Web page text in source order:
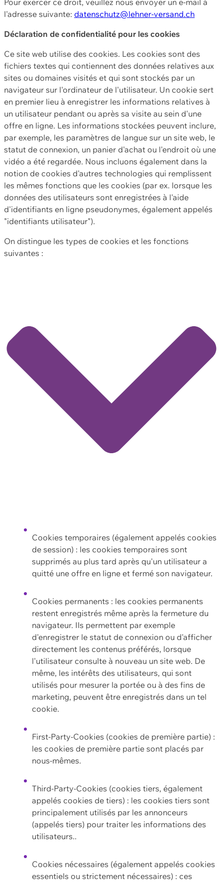
l'adresse suivante: datenschutz@lehner-versand.ch
Déclaration de confidentialité pour les cookies
Ce site web utilise des cookies. Les cookies sont des
fichiers textes qui contiennent des données relatives aux
sites ou domaines visités et qui sont stockés par un
navigateur sur l'ordinateur de l'utilisateur. Un cookie sert
en premier lieu à enregistrer les informations relatives à
un utilisateur pendant ou après sa visite au sein d'une
offre en ligne. Les informations stockées peuvent inclure,
par exemple, les paramètres de langue sur un site web, le
statut de connexion, un panier d'achat ou l'endroit où une
vidéo a été regardée. Nous incluons également dans la
notion de cookies d'autres technologies qui remplissent
les mêmes fonctions que les cookies (par ex. lorsque les
données des utilisateurs sont enregistrées à l'aide
d'identifiants en ligne pseudonymes, également appelés
"identifiants utilisateur").
On distingue les types de cookies et les fonctions
suivantes :
Cookies temporaires (également appelés cookies
de session) : les cookies temporaires sont
supprimés au plus tard après qu'un utilisateur a
quitté une offre en ligne et fermé son navigateur.
Cookies permanents : les cookies permanents
restent enregistrés même après la fermeture du
navigateur. Ils permettent par exemple
d'enregistrer le statut de connexion ou d'afficher
directement les contenus préférés, lorsque
l'utilisateur consulte à nouveau un site web. De
même, les intérêts des utilisateurs, qui sont
utilisés pour mesurer la portée ou à des fins de
marketing, peuvent être enregistrés dans un tel
cookie.
First-Party-Cookies (cookies de première partie) :
les cookies de première partie sont placés par
nous-mêmes.
Third-Party-Cookies (cookies tiers, également
appelés cookies de tiers) : les cookies tiers sont
principalement utilisés par les annonceurs
(appelés tiers) pour traiter les informations des
utilisateurs..
Cookies nécessaires (également appelés cookies
essentiels ou strictement nécessaires) : ces